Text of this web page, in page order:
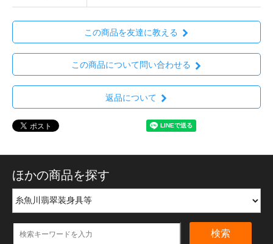
この商品を友達に教える
この商品について問い合わせる
返品について
ほかの商品を探す
検索